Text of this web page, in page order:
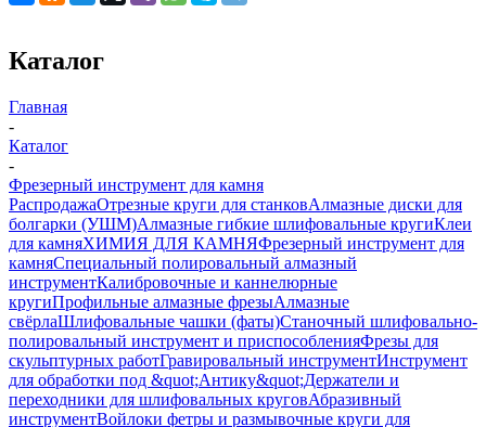
Каталог
Главная
-
Каталог
-
Фрезерный инструмент для камня
РаспродажаОтрезные круги для станковАлмазные диски для
болгарки (УШМ)Алмазные гибкие шлифовальные кругиКлеи
для камняХИМИЯ ДЛЯ КАМНЯФрезерный инструмент для
камняСпециальный полировальный алмазный
инструментКалибровочные и каннелюрные
кругиПрофильные алмазные фрезыАлмазные
свёрлаШлифовальные чашки (фаты)Станочный шлифовально-
полировальный инструмент и приспособленияФрезы для
скульптурных работГравировальный инструментИнструмент
для обработки под &quot;Антику&quot;Держатели и
переходники для шлифовальных круговАбразивный
инструментВойлоки фетры и размывочные круги для